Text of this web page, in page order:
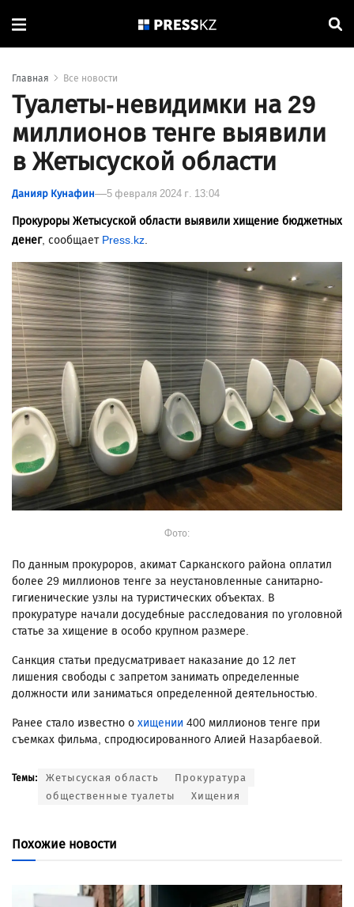
Главная Все новости
Туалеты-невидимки на 29
миллионов тенге выявили
в Жетысуской области
Данияр Кунафин 5 февраля 2024 г. 13:04
Прокуроры Жетысуской области выявили хищение бюджетных
денег, сообщает Press.kz.
Фото:
По данным прокуроров, акимат Сарканского района оплатил
более 29 миллионов тенге за неустановленные санитарно-
гигиенические узлы на туристических объектах. В
прокуратуре начали досудебные расследования по уголовной
статье за хищение в особо крупном размере.
Санкция статьи предусматривает наказание до 12 лет
лишения свободы с запретом занимать определенные
должности или заниматься определенной деятельностью.
Ранее стало известно о хищении 400 миллионов тенге при
съемках фильма, спродюсированного Алией Назарбаевой.
Темы: Жетысуская область
Прокуратура
общественные туалеты
Хищения
Похожие новости